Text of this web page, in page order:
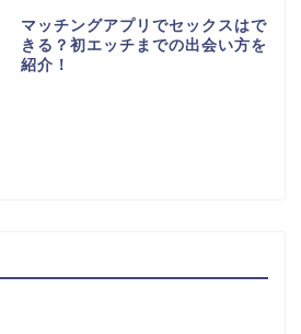
マッチングアプリでセックスはで
きる？初エッチまでの出会い方を
紹介！